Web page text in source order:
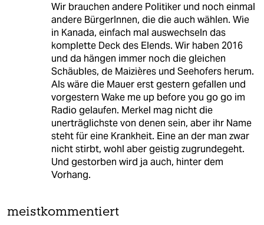
Wir brauchen andere Politiker und noch einmal
andere BürgerInnen, die die auch wählen. Wie
in Kanada, einfach mal auswechseln das
komplette Deck des Elends. Wir haben 2016
und da hängen immer noch die gleichen
Schäubles, de Maizières und Seehofers herum.
Als wäre die Mauer erst gestern gefallen und
vorgestern Wake me up before you go go im
Radio gelaufen. Merkel mag nicht die
unerträglichste von denen sein, aber ihr Name
steht für eine Krankheit. Eine an der man zwar
nicht stirbt, wohl aber geistig zugrundegeht.
Und gestorben wird ja auch, hinter dem
Vorhang.
meistkommentiert